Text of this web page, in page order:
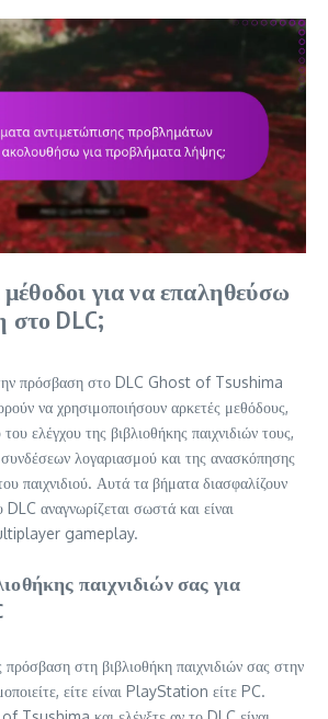
μέθοδοι για να επαληθεύσω
στο DLC;
πρόσβαση στο DLC Ghost of Tsushima
να χρησιμοποιήσουν αρκετές μεθόδους,
ελέγχου της βιβλιοθήκης παιχνιδιών τους,
λογαριασμού και της ανασκόπησης
παιχνιδιού. Αυτά τα βήματα διασφαλίζουν
DLC αναγνωρίζεται σωστά και είναι
gameplay.
παιχνιδιών σας για
στη βιβλιοθήκη παιχνιδιών σας στην
είτε είναι PlayStation είτε PC.